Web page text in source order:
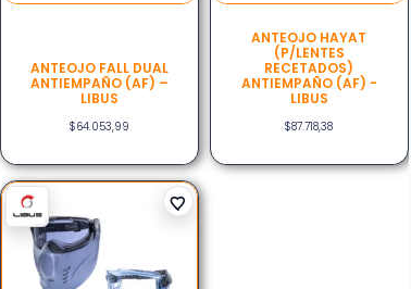
ANTEOJO FALL DUAL
ANTIEMPAÑO (AF) –
LIBUS
$64.053,99
ANTEOJO HAYAT
(P/LENTES
RECETADOS)
ANTIEMPAÑO (AF) -
LIBUS
$87.718,38